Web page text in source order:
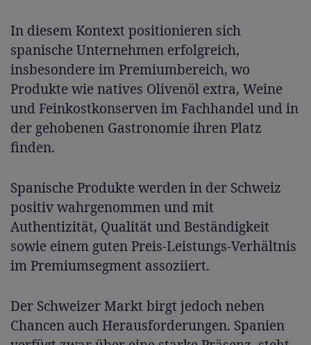
In diesem Kontext positionieren sich
spanische Unternehmen erfolgreich,
insbesondere im Premiumbereich, wo
Produkte wie natives Olivenöl extra, Weine
und Feinkostkonserven im Fachhandel und in
der gehobenen Gastronomie ihren Platz
finden.
Spanische Produkte werden in der Schweiz
positiv wahrgenommen und mit
Authentizität, Qualität und Beständigkeit
sowie einem guten Preis-Leistungs-Verhältnis
im Premiumsegment assoziiert.
Der Schweizer Markt birgt jedoch neben
Chancen auch Herausforderungen. Spanien